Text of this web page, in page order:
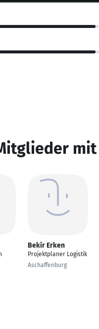
Bekir Erken
Projektplaner Logistik
Aschaffenburg